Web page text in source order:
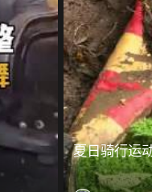
夏日骑行运